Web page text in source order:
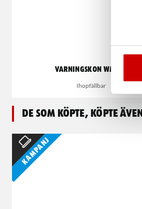
Varningskon WM001
Ihopfällbar
De som köpte, köpte även
Kampanj